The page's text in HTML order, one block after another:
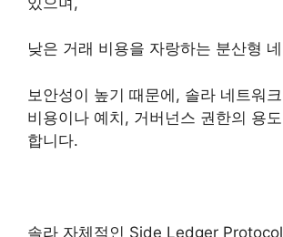
낮은 거래 비용을 자랑하는 분산형
보안성이 높기 때문에, 솔라 네트워
비용이나 예치, 거버넌스 권한의 용
합니다.
솔라 자체적인 Side Ledger